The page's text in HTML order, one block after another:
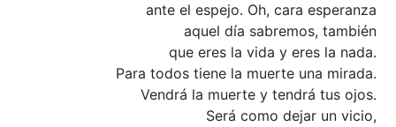
ante el espejo. Oh, cara esperanza
aquel día sabremos, también
que eres la vida y eres la nada.
Para todos tiene la muerte una mirada.
Vendrá la muerte y tendrá tus ojos.
Será como dejar un vicio,